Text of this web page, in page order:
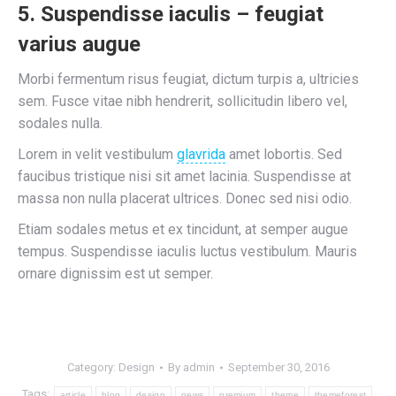
5. Suspendisse iaculis – feugiat
varius augue
Morbi fermentum risus feugiat, dictum turpis a, ultricies
sem. Fusce vitae nibh hendrerit, sollicitudin libero vel,
sodales nulla.
Lorem in velit vestibulum glavrida amet lobortis. Sed
faucibus tristique nisi sit amet lacinia. Suspendisse at
massa non nulla placerat ultrices. Donec sed nisi odio.
Etiam sodales metus et ex tincidunt, at semper augue
tempus. Suspendisse iaculis luctus vestibulum. Mauris
ornare dignissim est ut semper.
Category: Design By admin September 30, 2016